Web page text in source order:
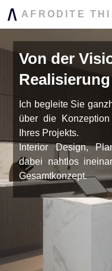
AFRODITE
ZUM
Von der
Realisierung
Ich begleite Sie
über die
Ihres Projekts.
Interior Design,
dabei nahtlos
Gesamtkonzept.